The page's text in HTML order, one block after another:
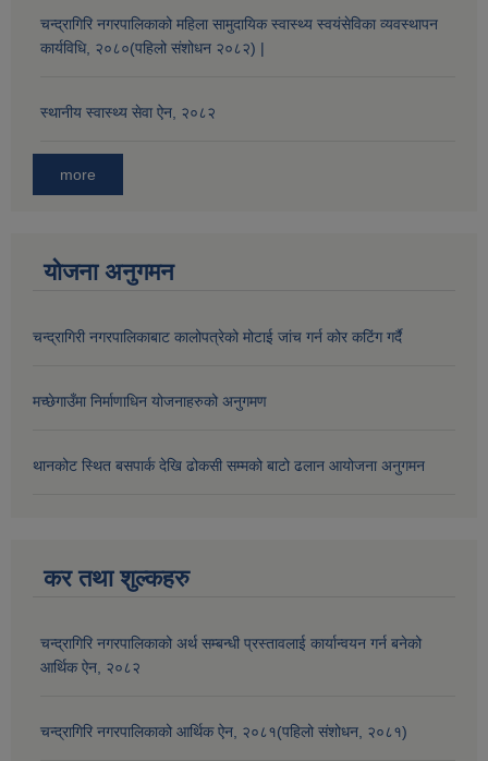
चन्द्रागिरि नगरपालिकाको महिला सामुदायिक स्वास्थ्य स्वयंसेविका व्यवस्थापन
कार्यविधि, २०८०(पहिलो संशोधन २०८२) |
स्थानीय स्वास्थ्य सेवा ऐन, २०८२
more
योजना अनुगमन
चन्द्रागिरी नगरपालिकाबाट कालोपत्रेको मोटाई जांच गर्न कोर कटिंग गर्दै
मच्छेगाउँमा निर्माणाधिन योजनाहरुको अनुगमण
थानकोट स्थित बसपार्क देखि ढोकसी सम्मको बाटो ढलान आयोजना अनुगमन
कर तथा शुल्कहरु
चन्द्रागिरि नगरपालिकाको अर्थ सम्बन्धी प्रस्तावलाई कार्यान्वयन गर्न बनेको
आर्थिक ऐन, २०८२
चन्द्रागिरि नगरपालिकाको आर्थिक ऐन, २०८१(पहिलो संशोधन, २०८१)